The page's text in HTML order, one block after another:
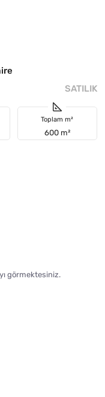
SATILIK
Toplam m²
600 m²
görmektesiniz.